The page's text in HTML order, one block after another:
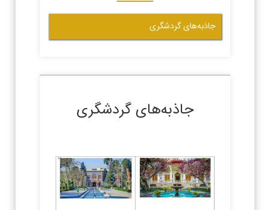
جاذبه‌های گردشگری
جاذبه‌های گردشگری